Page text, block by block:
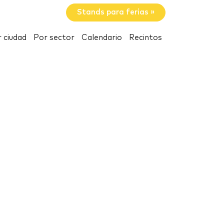
Stands para ferias »
ciudad Por sector Calendario Recintos